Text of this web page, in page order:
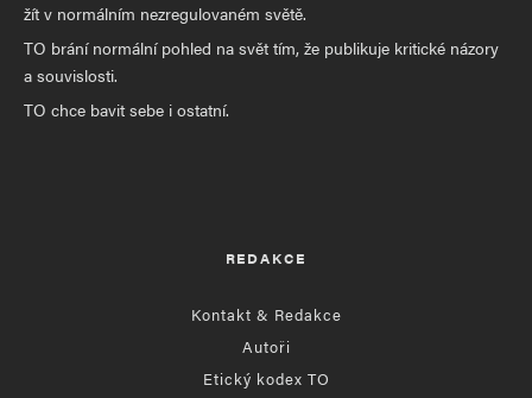
žít v normálním nezregulovaném světě.
TO brání normální pohled na svět tím, že publikuje kritické názory
a souvislosti.
TO chce bavit sebe i ostatní.
REDAKCE
Kontakt & Redakce
Autoři
Etický kodex TO